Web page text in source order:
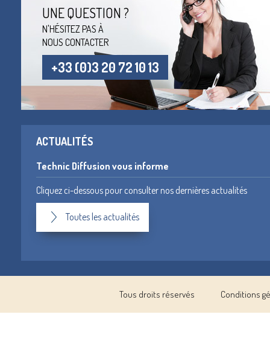
UNE QUESTION ?
N'HÉSITEZ PAS À
NOUS CONTACTER
+33 (0)3 20 72 10 13
ACTUALITÉS
Technic Diffusion vous informe
Cliquez ci-dessous pour consulter nos dernières actualités
Toutes les actualités
Tous droits réservés Conditions